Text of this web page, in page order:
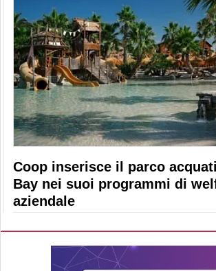
Coop inserisce il parco
Bay nei suoi programmi di
aziendale